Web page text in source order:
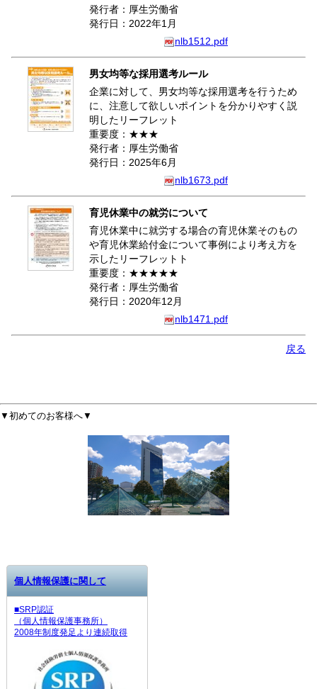
発行者：厚生労働省
発行日：2022年1月
nlb1512.pdf
男女均等な採用選考ルール
企業に対して、男女均等な採用選考を行うため
に、注意して欲しいポイントを分かりやすく説
明したリーフレット
重要度：★★★
発行者：厚生労働省
発行日：2025年6月
nlb1673.pdf
育児休業中の就労について
育児休業中に就労する場合の育児休業そのもの
や育児休業給付金について事例により考え方を
示したリーフレットト
重要度：★★★★★
発行者：厚生労働省
発行日：2020年12月
nlb1471.pdf
戻る
▼初めてのお客様へ▼
個人情報保護に関して
■SRP認証
（個人情報保護事務所）
2008年制度発足より連続取得